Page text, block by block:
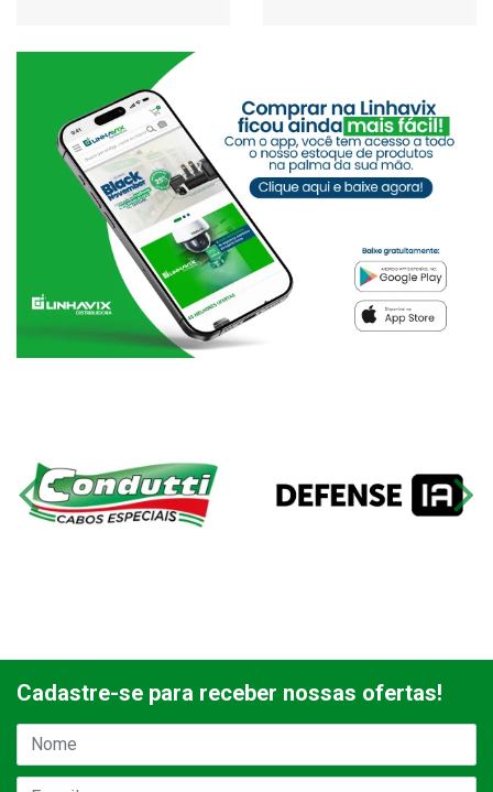
Cadastre-se para receber nossas ofertas!